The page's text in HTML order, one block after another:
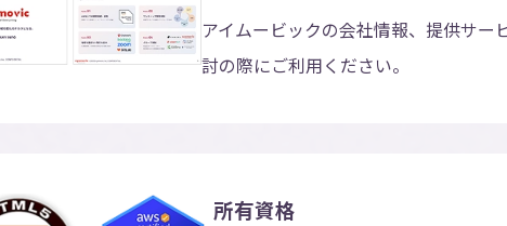
アイムービックの会社情報、提供サ
討の際にご利用ください。
所有資格